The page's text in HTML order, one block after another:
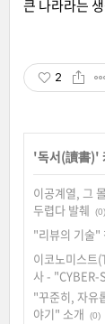
큰 나라라는
2
'독서(讀書)'
이공계열, 그
두렵다 발췌
(0)
"리뷰의 기술"
이코노미스
사 - "CYBER-
"꾸준히, 자유
야기" 소개
(0)